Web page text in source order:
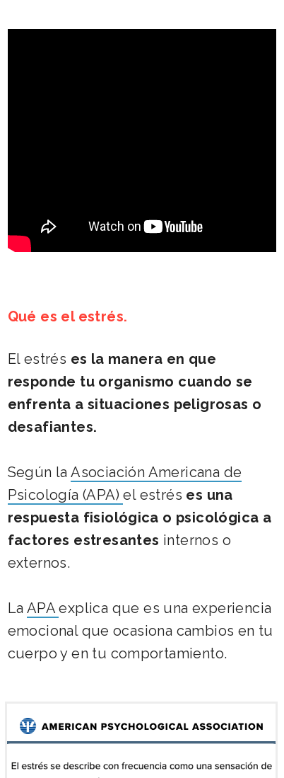
El estrés es la manera en que
responde tu organismo cuando se
enfrenta a situaciones peligrosas o
desafiantes.
Según laAsociación Americana de
Psicología (APA)el estrés es una
respuesta fisiológica o psicológica a
factores estresantes internos o
externos.
La APAexplica que es una experiencia
emocional que ocasiona cambios en tu
cuerpo y en tu comportamiento.
Qué es el estrés.